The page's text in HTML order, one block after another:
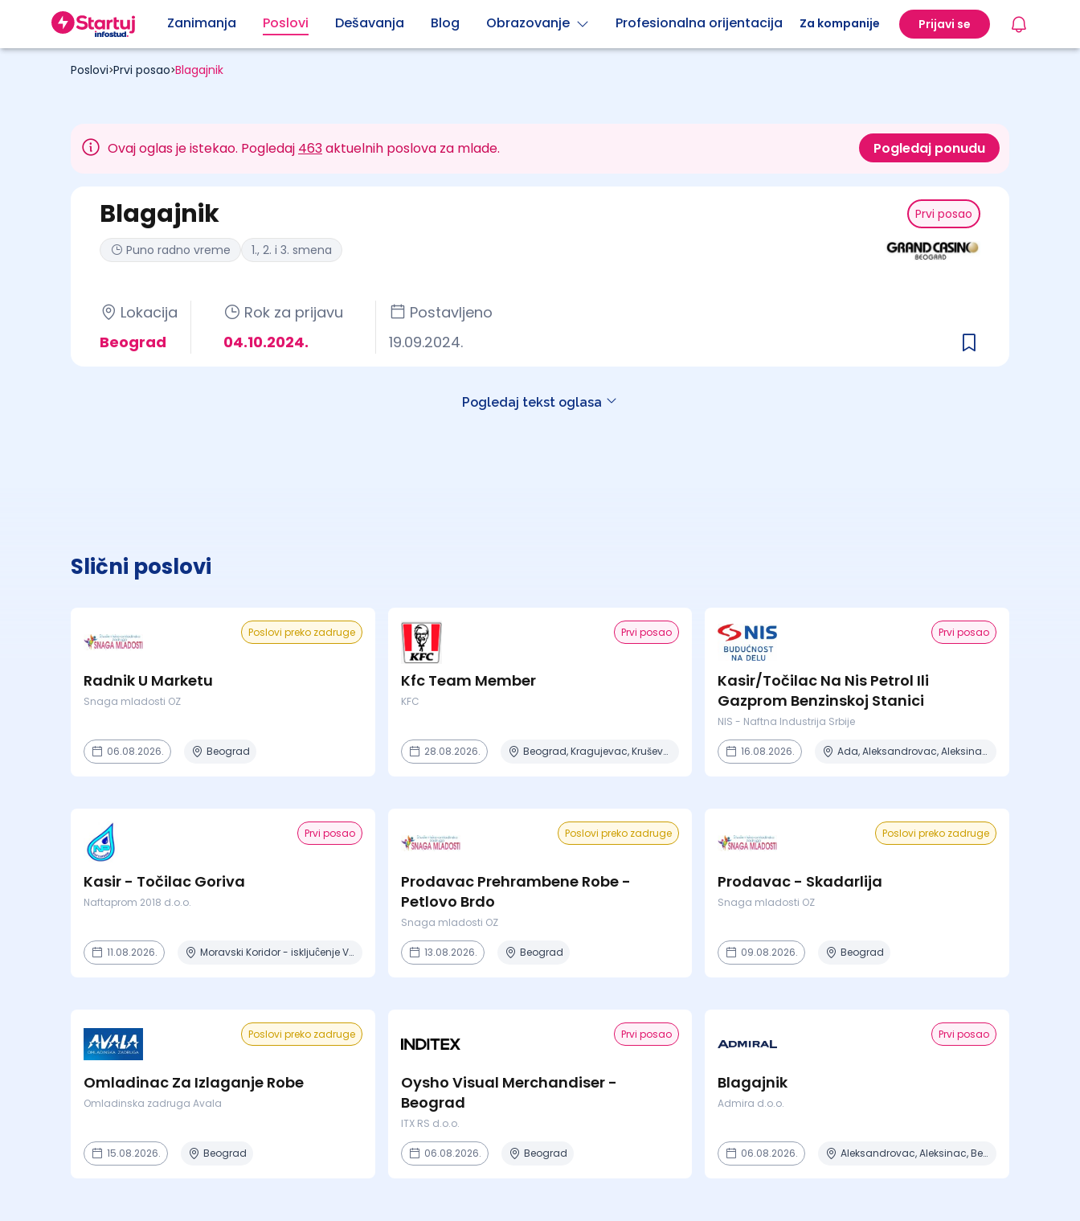
Zanimanja Poslovi Dešavanja Blog Obrazovanje Profesionalna orijentacija Za kompanije Prijavi se
Poslovi>Prvi posao>Blagajnik
Ovaj oglas je istekao. Pogledaj 463aktuelnih poslova za mlade. Pogledaj ponudu
Prvi posao
Blagajnik
Lokacija
Beograd
Rok za prijavu
04.10.2024.
Postavljeno
19.09.2024.
Puno radno vreme 1., 2. i 3. smena
Pogledaj tekst oglasa
Slični poslovi
Poslovi preko zadruge
Radnik U Marketu
Snaga mladosti OZ
06.08.2026. Beograd
Prvi posao
Kfc Team Member
KFC
28.08.2026. Beograd, Kragujevac, Kruševac, Lapovo, Niš + 4 mesta
Prvi posao
Kasir/Točilac Na Nis Petrol Ili
Gazprom Benzinskoj Stanici
NIS - Naftna Industrija Srbije
16.08.2026. Ada, Aleksandrovac, Aleksinac, Alibunar, Apatin + 206 mesta
Prvi posao
Kasir - Točilac Goriva
Naftaprom 2018 d.o.o.
11.08.2026. Moravski Koridor - iskljuĉenje Velika Drenova , Militovac, Ripanj , Selevac, Azanja
Poslovi preko zadruge
Prodavac Prehrambene Robe -
Petlovo Brdo
Snaga mladosti OZ
13.08.2026. Beograd
Poslovi preko zadruge
Prodavac - Skadarlija
Snaga mladosti OZ
09.08.2026. Beograd
Poslovi preko zadruge
Omladinac Za Izlaganje Robe
Omladinska zadruga Avala
15.08.2026. Beograd
Prvi posao
Oysho Visual Merchandiser -
Beograd
ITX RS d.o.o.
06.08.2026. Beograd
Prvi posao
Blagajnik
Admira d.o.o.
06.08.2026. Aleksandrovac, Aleksinac, Beograd, Bor, Bujanovac + 30 mesta